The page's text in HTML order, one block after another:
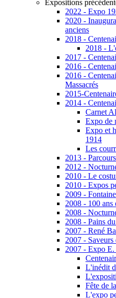
Expositions
2022 - Expo
2020 -
anciens
2018 -
2018 -
2017 -
2016 -
2016 -
Massacrés
2015-
2014 -
Carnet
Expo de
Expo et
1914
Les
2013 -
2012 -
2010 - Le
2010 - Expos
2009 -
2008 - 100 ans
2008 -
2008 - Pains
2007 - René
2007 - Saveurs
2007 - Expo E.
L'inédit
Fête de
L'expo